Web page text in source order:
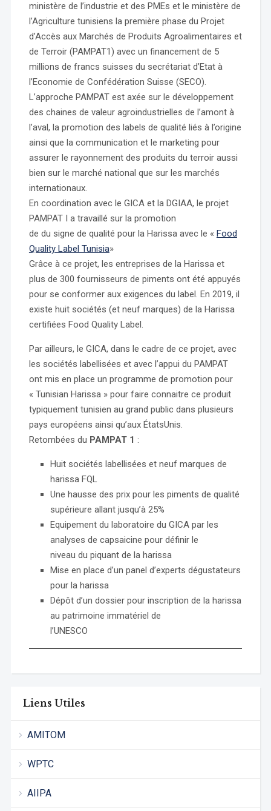
Liens Utiles
AMITOM
WPTC
AIIPA
ministère de l’industrie et des PMEs et le ministère de
l’Agriculture tunisiens la première phase du Projet
d’Accès aux Marchés de Produits Agroalimentaires et
de Terroir (PAMPAT1) avec un financement de 5
millions de francs suisses du secrétariat d’Etat à
l’Economie de Confédération Suisse (SECO).
L’approche PAMPAT est axée sur le développement
des chaines de valeur agroindustrielles de l’amont à
l’aval, la promotion des labels de qualité liés à l’origine
ainsi que la communication et le marketing pour
assurer le rayonnement des produits du terroir aussi
bien sur le marché national que sur les marchés
internationaux.
En coordination avec le GICA et la DGIAA, le projet
PAMPAT I a travaillé sur la promotion
de du signe de qualité pour la Harissa avec le « Food
Quality Label Tunisia»
Grâce à ce projet, les entreprises de la Harissa et
plus de 300 fournisseurs de piments ont été appuyés
pour se conformer aux exigences du label. En 2019, il
existe huit sociétés (et neuf marques) de la Harissa
certifiées Food Quality Label.
Par ailleurs, le GICA, dans le cadre de ce projet, avec
les sociétés labellisées et avec l’appui du PAMPAT
ont mis en place un programme de promotion pour
« Tunisian Harissa » pour faire connaitre ce produit
typiquement tunisien au grand public dans plusieurs
pays européens ainsi qu’aux ÉtatsUnis.
Retombées du PAMPAT 1 :
Huit sociétés labellisées et neuf marques de
harissa FQL
Une hausse des prix pour les piments de qualité
supérieure allant jusqu’à 25%
Equipement du laboratoire du GICA par les
analyses de capsaicine pour définir le
niveau du piquant de la harissa
Mise en place d’un panel d’experts dégustateurs
pour la harissa
Dépôt d’un dossier pour inscription de la harissa
au patrimoine immatériel de
l’UNESCO